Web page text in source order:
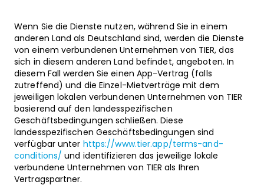
Wenn Sie die Dienste nutzen, während Sie in einem
anderen Land als Deutschland sind, werden die Dienste
von einem verbundenen Unternehmen von TIER, das
sich in diesem anderen Land befindet, angeboten. In
diesem Fall werden Sie einen App-Vertrag (falls
zutreffend) und die Einzel-Mietverträge mit dem
jeweiligen lokalen verbundenen Unternehmen von TIER
basierend auf den landesspezifischen
Geschäftsbedingungen schließen. Diese
landesspezifischen Geschäftsbedingungen sind
verfügbar unter https://www.tier.app/terms-and-
conditions/ und identifizieren das jeweilige lokale
verbundene Unternehmen von TIER als Ihren
Vertragspartner.